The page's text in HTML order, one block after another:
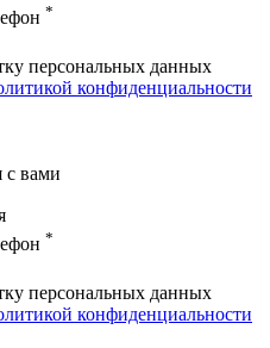
*
персональных данных
конфиденциальности
с вами
*
персональных данных
конфиденциальности